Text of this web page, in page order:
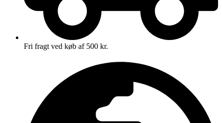
Fri fragt ved køb af 500 kr.